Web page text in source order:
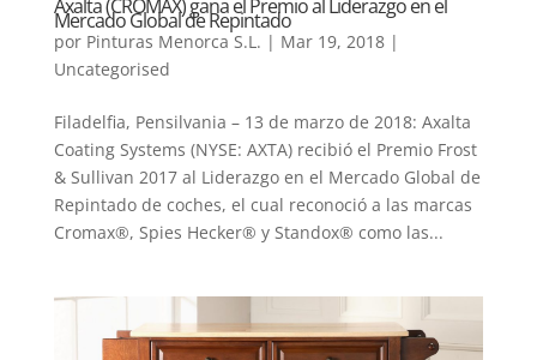
Axalta (CROMAX) gana el Premio al Liderazgo en el
Mercado Global de Repintado
por Pinturas Menorca S.L. | Mar 19, 2018|
Uncategorised
Filadelfia, Pensilvania – 13 de marzo de 2018: Axalta
Coating Systems (NYSE: AXTA) recibió el Premio Frost
& Sullivan 2017 al Liderazgo en el Mercado Global de
Repintado de coches, el cual reconoció a las marcas
Cromax®, Spies Hecker® y Standox® como las...